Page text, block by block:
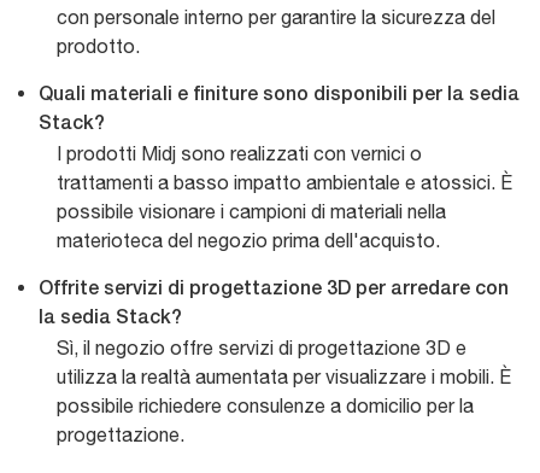
con personale interno per garantire la sicurezza del
prodotto.
Quali materiali e finiture sono disponibili per la sedia
Stack?
I prodotti Midj sono realizzati con vernici o
trattamenti a basso impatto ambientale e atossici. È
possibile visionare i campioni di materiali nella
materioteca del negozio prima dell'acquisto.
Offrite servizi di progettazione 3D per arredare con
la sedia Stack?
Sì, il negozio offre servizi di progettazione 3D e
utilizza la realtà aumentata per visualizzare i mobili. È
possibile richiedere consulenze a domicilio per la
progettazione.